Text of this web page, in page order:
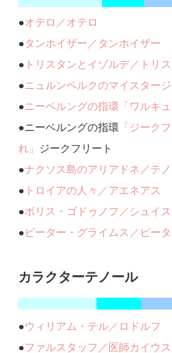
●オテロ／オテロ
●タンホイザー／タンホイザー
● トリスタンとイゾルデ／トリ
●ニュルンベルクのマイスター
●ニーベルングの指環「ワルキ
●ニーベルングの指環 「ジーク
れ」 ジークフリート
●ナクソス島のアリアドネ／テ
● トロイアの人々／アエネアス
●ボリス・ゴドゥノフ／シュイ
●ピーター・グライムス／ピー
カラクターテノール
●ウィリアム・テル／ロドルフ
●ファルスタッフ／医師カイウス